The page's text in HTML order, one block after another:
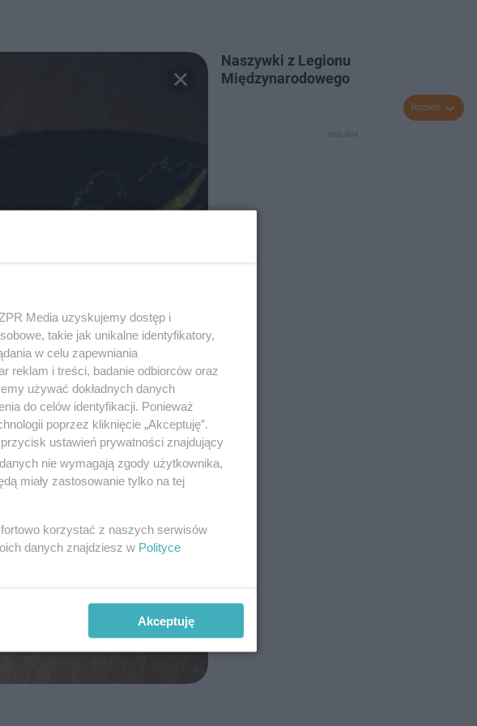
Naszywki z Legionu
Międzynarodowego
Rozwiń
Media uzyskujemy dostęp i
takie jak unikalne identyfikatory,
w celu zapewniania
reklam i treści, badanie odbiorców oraz
używać dokładnych danych
do celów identyfikacji. Ponieważ
poprzez kliknięcie „Akceptuję”.
ustawień prywatności znajdujący
nie wymagają zgody użytkownika,
miały zastosowanie tylko na tej
korzystać z naszych serwisów
danych znajdziesz w Polityce
Akceptuję